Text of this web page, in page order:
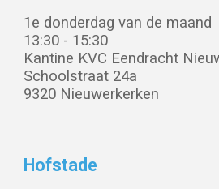
1e donderdag van de maand
13:30 - 15:30
Kantine KVC Eendracht
Schoolstraat 24a
9320 Nieuwerkerken
Hofstade